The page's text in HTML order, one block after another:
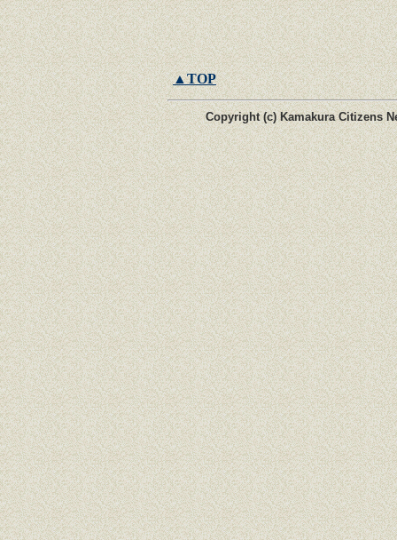
▲TOP
Copyright (c) Kamakura Citizens